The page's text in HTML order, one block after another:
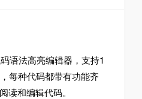
语法高亮编辑器，支持1
每种代码都带有功能齐
读和编辑代码。